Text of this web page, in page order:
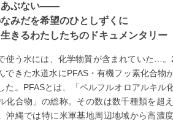
あぶない――
みだを希望のひとしずくに
きるわたしたちのドキュメンタリー
使う水には、化学物質が含まれていた…
できた水道水にPFAS・有機フッ素化合物
た。PFASとは、「ペルフルオロアルキル
化合物」の総称。その数は数千種類を超
沖縄では特に米軍基地周辺地域から高濃